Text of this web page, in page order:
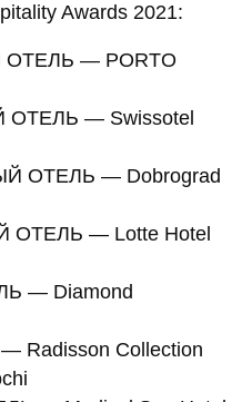
Awards 2021:
— PORTO
— Swissotel
ОТЕЛЬ — Dobrograd
— Lotte Hotel
— Diamond
Radisson Collection